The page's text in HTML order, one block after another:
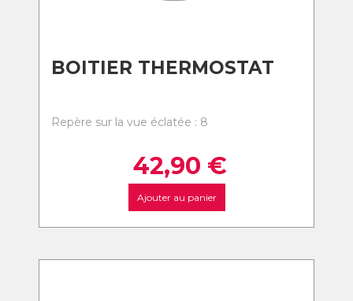
BOITIER THERMOSTAT
Repère sur la vue éclatée : 8
42,90 €
Ajouter au panier